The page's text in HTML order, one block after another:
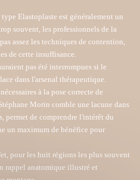
Elastoplaste est généralement un
souvent, les professionnels de la
assez les techniques de contention,
de cette insuffisance.
pas été interrompues si le
dans l'arsenal thérapeutique.
à la pose correcte de
Morin comble une lacune dans
permet de comprendre l'intérêt du
un maximum de bénéfice pour
pour les huit régions les plus souvent
rappel anatomique illustré et